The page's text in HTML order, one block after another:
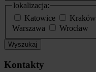
lokalizacja:
Katowice
Kraków
Warszawa
Wrocław
Wyszukaj
Kontakty